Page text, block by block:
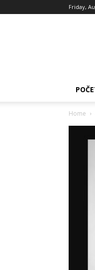
Friday,
Home